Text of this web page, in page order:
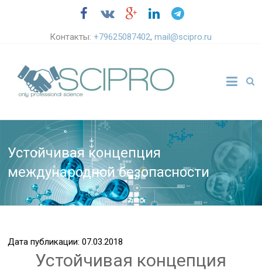
Контакты:+79625087402,mail@scipro.ru
Устойчивая концепция
международной безопасности
Дата публикации: 07.03.2018
Устойчивая концепция